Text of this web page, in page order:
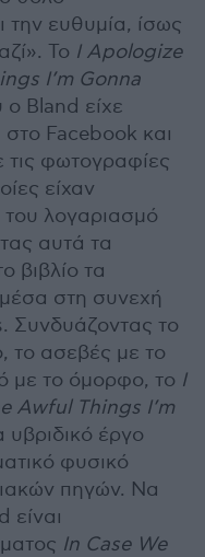
την ευθυμία, ίσως
Το I Apologize
I’m Gonna
Bland είχε
στο Facebook και
τις φωτογραφίες
είχαν
λογαριασμό
αυτά τα
βιβλίο τα
στη συνεχή
Συνδυάζοντας το
το ασεβές με το
με το όμορφο, το I
Awful Things I’m
υβριδικό έργο
φυσικό
πηγών. Να
είναι
In Case We